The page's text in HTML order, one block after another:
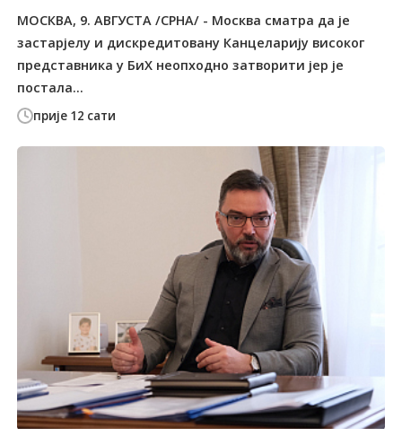
прије 12 сати
МОСКВА, 9. АВГУСТА /СРНА/ - Москва сматра да је
застарјелу и дискредитовану Канцеларију високог
представника у БиХ неопходно затворити јер је
постала...